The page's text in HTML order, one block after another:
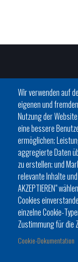
Wir verwenden auf
eigenen und
Nutzung der
eine bessere
ermöglichen;
aggregierte Daten
zu erstellen; und
relevante Inhalte
AKZEPTIEREN"
Cookies
einzelne Cookie-
Zustimmung für die
Cookie-Dokumentation
Footer
HISTÒRIA
C/ del